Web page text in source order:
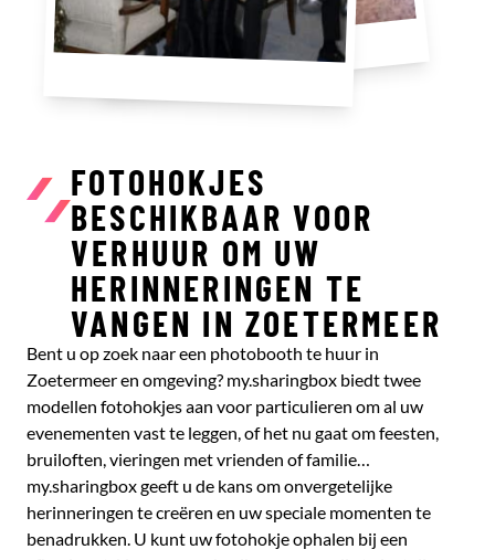
FOTOHOKJES
BESCHIKBAAR VOOR
VERHUUR OM UW
HERINNERINGEN TE
VANGEN IN ZOETERMEER
Bent u op zoek naar een photobooth te huur in
Zoetermeer en omgeving? my.sharingbox biedt twee
modellen fotohokjes aan voor particulieren om al uw
evenementen vast te leggen, of het nu gaat om feesten,
bruiloften, vieringen met vrienden of familie…
my.sharingbox geeft u de kans om onvergetelijke
herinneringen te creëren en uw speciale momenten te
benadrukken. U kunt uw fotohokje ophalen bij een